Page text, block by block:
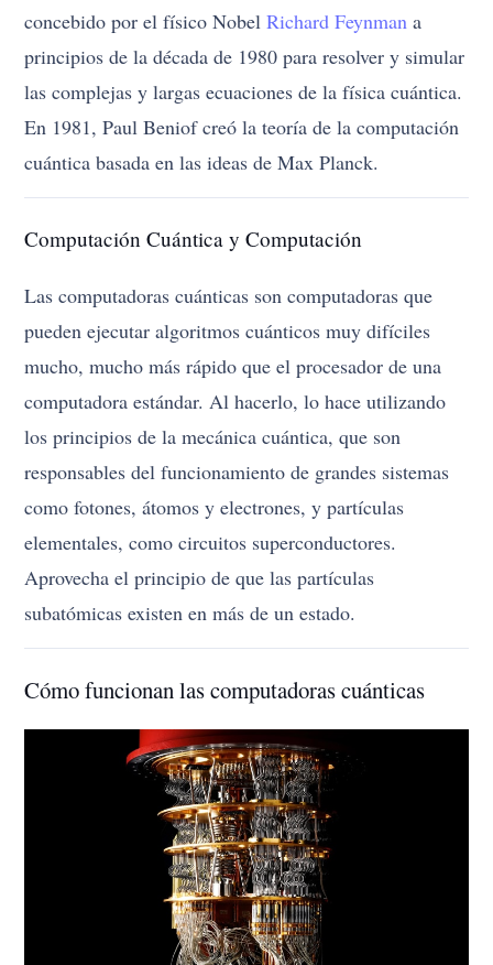
concebido por el físico NobelRichard Feynman a
principios de la década de 1980 para resolver y simular
las complejas y largas ecuaciones de la física cuántica.
En 1981, Paul Beniof creó la teoría de la computación
cuántica basada en las ideas de Max Planck.
Computación Cuántica y Computación
Las computadoras cuánticas son computadoras que
pueden ejecutar algoritmos cuánticos muy difíciles
mucho, mucho más rápido que el procesador de una
computadora estándar. Al hacerlo, lo hace utilizando
los principios de la mecánica cuántica, que son
responsables del funcionamiento de grandes sistemas
como fotones, átomos y electrones, y partículas
elementales, como circuitos superconductores.
Aprovecha el principio de que las partículas
subatómicas existen en más de un estado.
Cómo funcionan las computadoras cuánticas